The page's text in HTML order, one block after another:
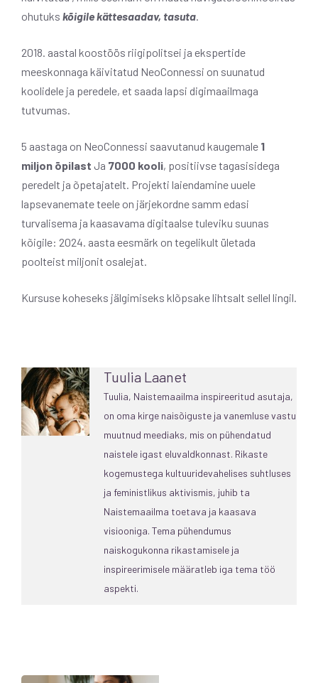
ohutuks kõigile kättesaadav, tasuta.
2018. aastal koostöös riigipolitsei ja ekspertide
meeskonnaga käivitatud NeoConnessi on suunatud
koolidele ja peredele, et saada lapsi digimaailmaga
tutvumas.
5 aastaga on NeoConnessi saavutanud kaugemale 1
miljon õpilast Ja 7000 kooli, positiivse tagasisidega
peredelt ja õpetajatelt. Projekti laiendamine uuele
lapsevanemate teele on järjekordne samm edasi
turvalisema ja kaasavama digitaalse tuleviku suunas
kõigile: 2024. aasta eesmärk on tegelikult ületada
poolteist miljonit osalejat.
Kursuse koheseks jälgimiseks klõpsake lihtsalt sellel lingil.
Tuulia Laanet
Tuulia, Naistemaailma inspireeritud asutaja,
on oma kirge naisõiguste ja vanemluse vastu
muutnud meediaks, mis on pühendatud
naistele igast eluvaldkonnast. Rikaste
kogemustega kultuuridevahelises suhtluses
ja feministlikus aktivismis, juhib ta
Naistemaailma toetava ja kaasava
visiooniga. Tema pühendumus
naiskogukonna rikastamisele ja
inspireerimisele määratleb iga tema töö
aspekti.